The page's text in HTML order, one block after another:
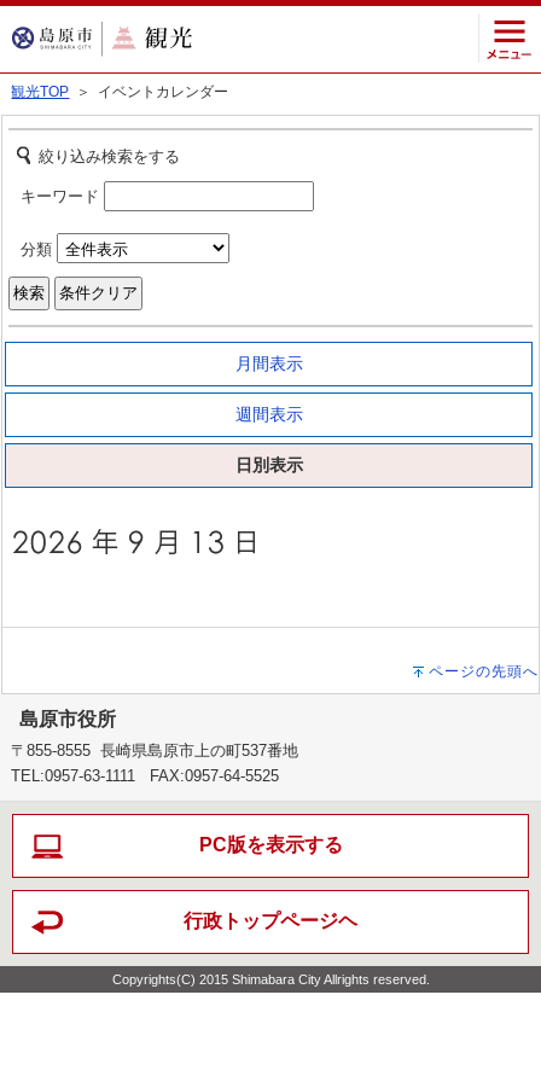
観光TOP ＞ イベントカレンダー
絞り込み検索をする
キーワード
分類
月間表示
週間表示
日別表示
ページの先頭へ
島原市役所
〒855-8555 長崎県島原市上の町537番地
TEL:0957-63-1111 FAX:0957-64-5525
PC版を表示する
行政トップページヘ
Copyrights(C) 2015 Shimabara City Allrights reserved.